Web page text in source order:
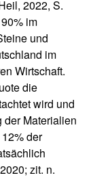
2022, S.
im
und
im
Wirtschaft.
die
wird und
der Materialien
der
zit. n.